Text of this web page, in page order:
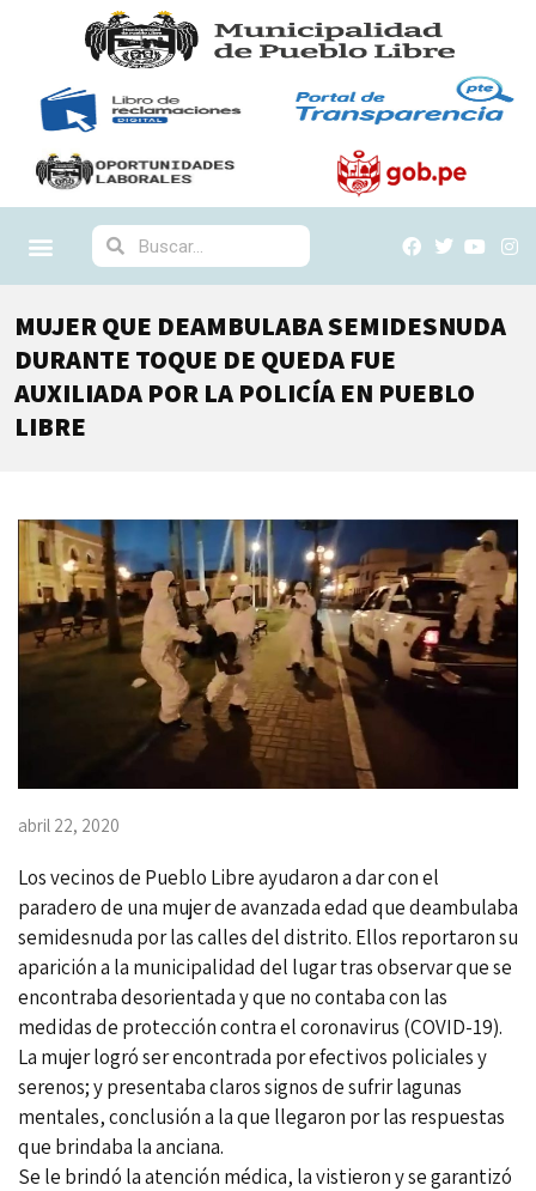
MUJER QUE DEAMBULABA SEMIDESNUDA
DURANTE TOQUE DE QUEDA FUE
AUXILIADA POR LA POLICÍA EN PUEBLO
LIBRE
abril 22, 2020
Los vecinos de Pueblo Libre ayudaron a dar con el
paradero de una mujer de avanzada edad que deambulaba
semidesnuda por las calles del distrito. Ellos reportaron su
aparición a la municipalidad del lugar tras observar que se
encontraba desorientada y que no contaba con las
medidas de protección contra el coronavirus (COVID-19).
La mujer logró ser encontrada por efectivos policiales y
serenos; y presentaba claros signos de sufrir lagunas
mentales, conclusión a la que llegaron por las respuestas
que brindaba la anciana.
Se le brindó la atención médica, la vistieron y se garantizó